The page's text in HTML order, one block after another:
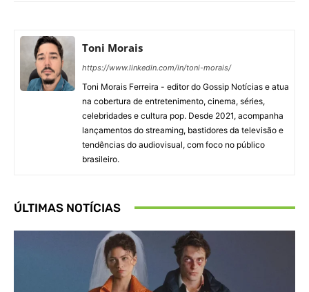
Toni Morais
https://www.linkedin.com/in/toni-morais/
Toni Morais Ferreira - editor do Gossip Notícias e atua
na cobertura de entretenimento, cinema, séries,
celebridades e cultura pop. Desde 2021, acompanha
lançamentos do streaming, bastidores da televisão e
tendências do audiovisual, com foco no público
brasileiro.
ÚLTIMAS NOTÍCIAS